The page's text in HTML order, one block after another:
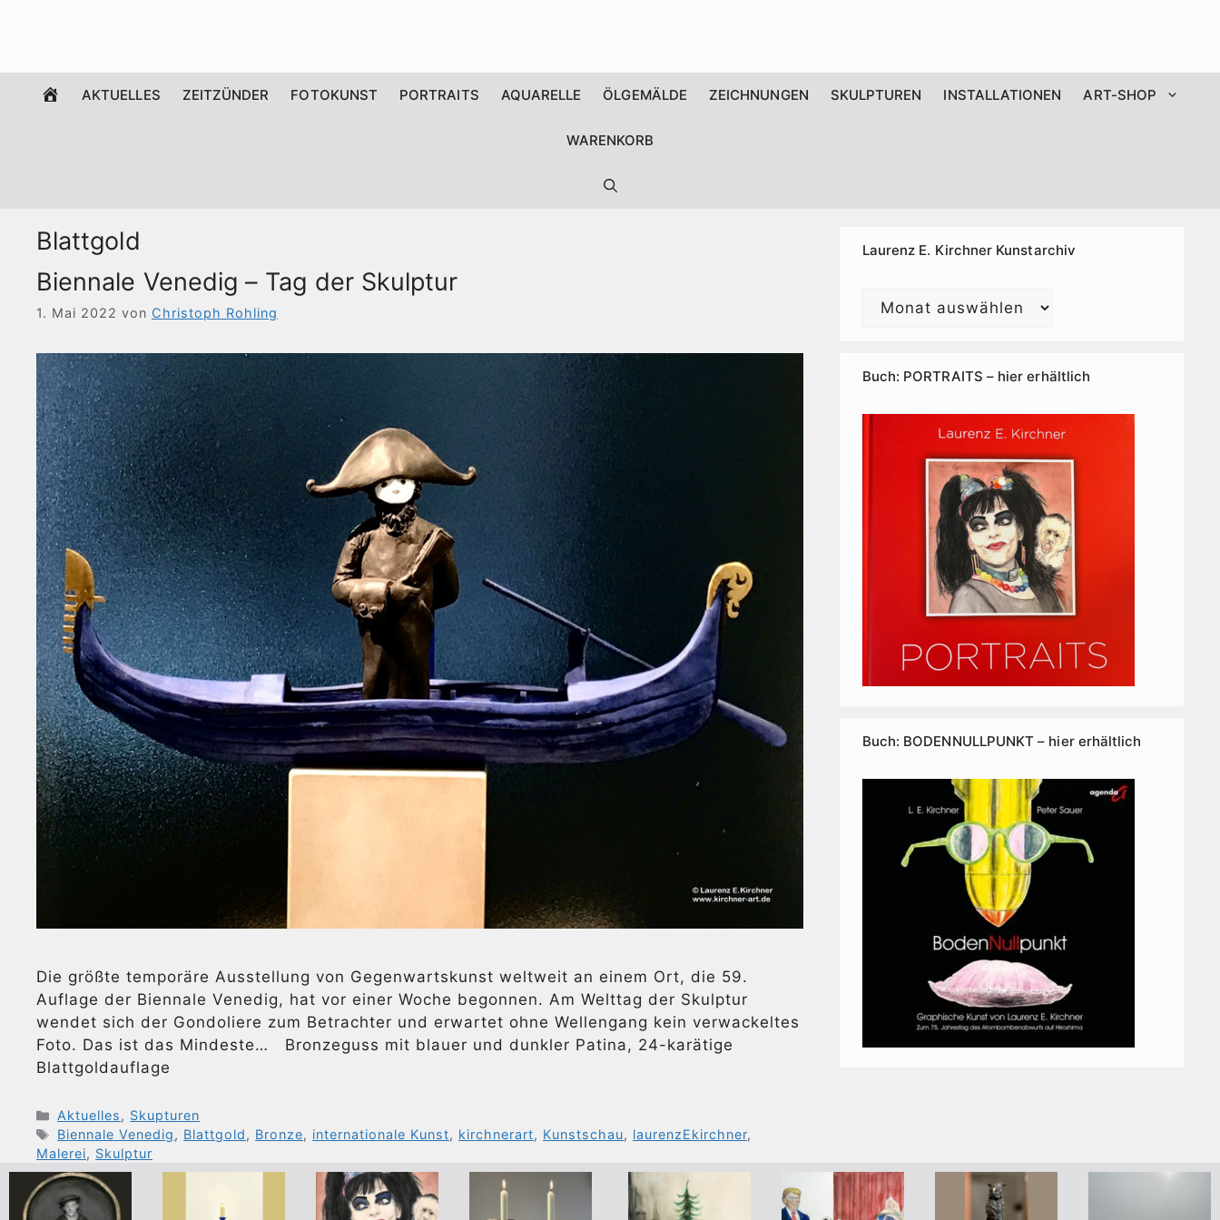
WILLKOMMEN
AKTUELLES ZEITZÜNDER FOTOKUNST PORTRAITS AQUARELLE ÖLGEMÄLDE ZEICHNUNGEN SKULPTUREN INSTALLATIONEN ART-SHOP
WARENKORB
Blattgold
Biennale Venedig – Tag der Skulptur
1. Mai 2022 von Christoph Rohling
Die größte temporäre Ausstellung von Gegenwartskunst weltweit an einem Ort, die 59.
Auflage der Biennale Venedig, hat vor einer Woche begonnen. Am Welttag der Skulptur
wendet sich der Gondoliere zum Betrachter und erwartet ohne Wellengang kein verwackeltes
Foto. Das ist das Mindeste… Bronzeguss mit blauer und dunkler Patina, 24-karätige
Blattgoldauflage
Kategorien
Aktuelles, Skupturen
Schlagwörter
Biennale Venedig, Blattgold, Bronze, internationale Kunst, kirchnerart, Kunstschau, laurenzEkirchner,
Malerei, Skulptur
Laurenz E. Kirchner Kunstarchiv
Laurenz
Buch: PORTRAITS – hier erhältlich
Buch: BODENNULLPUNKT – hier erhältlich